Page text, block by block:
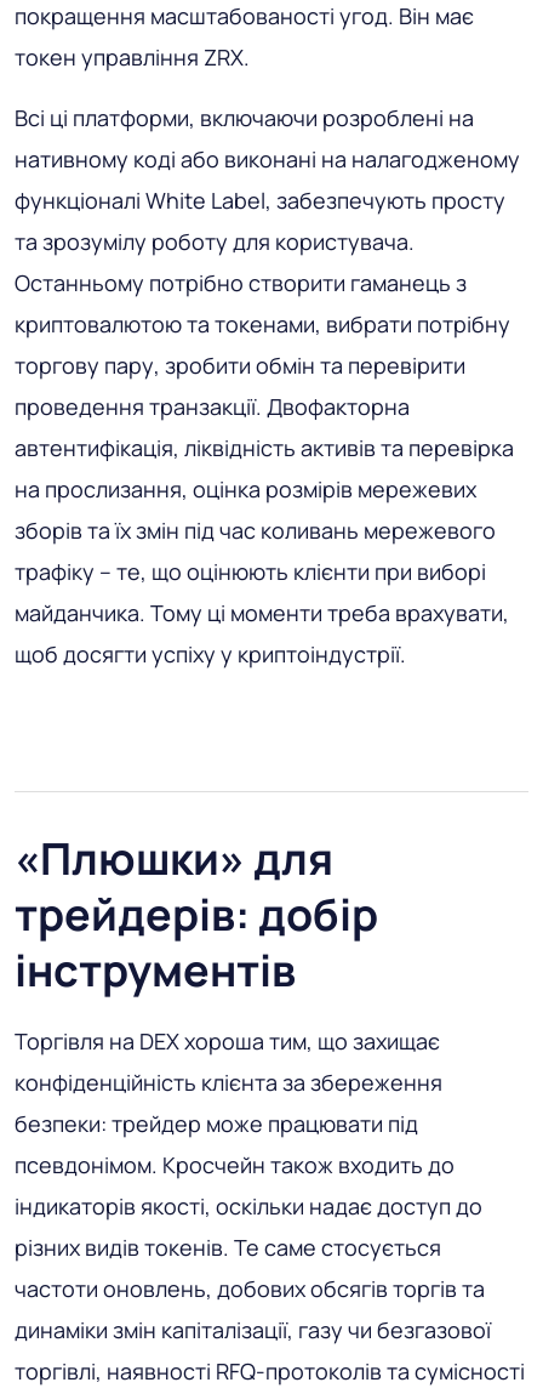
покращення масштабованості угод. Він має
токен управління ZRX.
Всі ці платформи, включаючи розроблені на
нативному коді або виконані на налагодженому
функціоналі White Label, забезпечують просту
та зрозумілу роботу для користувача.
Останньому потрібно створити гаманець з
криптовалютою та токенами, вибрати потрібну
торгову пару, зробити обмін та перевірити
проведення транзакції. Двофакторна
автентифікація, ліквідність активів та перевірка
на прослизання, оцінка розмірів мережевих
зборів та їх змін під час коливань мережевого
трафіку – те, що оцінюють клієнти при виборі
майданчика. Тому ці моменти треба врахувати,
щоб досягти успіху у криптоіндустрії.
«Плюшки» для
трейдерів: добір
інструментів
Торгівля на DEX хороша тим, що захищає
конфіденційність клієнта за збереження
безпеки: трейдер може працювати під
псевдонімом. Кросчейн також входить до
індикаторів якості, оскільки надає доступ до
різних видів токенів. Те саме стосується
частоти оновлень, добових обсягів торгів та
динаміки змін капіталізації, газу чи безгазової
торгівлі, наявності RFQ-протоколів та сумісності